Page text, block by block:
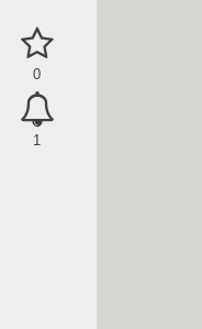
0
1